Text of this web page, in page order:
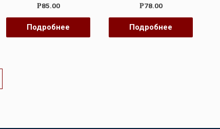
Оценка
из
5
Р85.00
Подробнее
Оценка
4.00
из 5
Р78.00
Подробнее